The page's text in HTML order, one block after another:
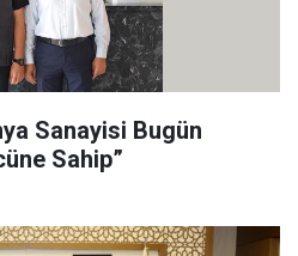
Sanayisi Bugün
Sahip”